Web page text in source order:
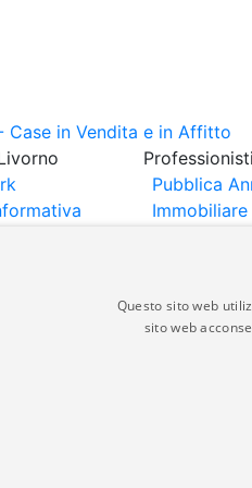
Professionisti
Pubblica
Immobiliare
presenti su immobiliare-
responsabile della
Questo sito web
sito web